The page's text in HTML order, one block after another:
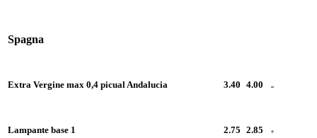
Spagna
Extra Vergine max 0,4 picual Andalucia 3.40 4.00
Lampante base 1 2.75 2.85